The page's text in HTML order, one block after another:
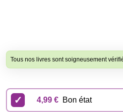
Tous nos livres sont soigneusement
4,99 € Bon état